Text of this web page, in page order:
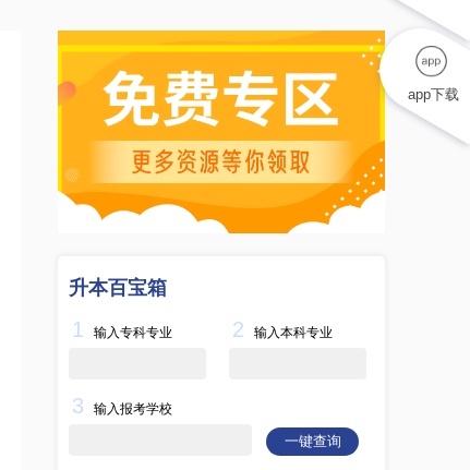
升本百宝箱
1 输入专科专业 2 输入本科专业
3 输入报考学校
一键查询
app下载